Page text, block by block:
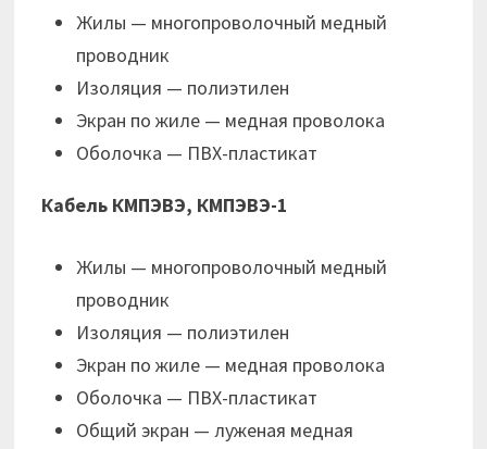
Жилы — многопроволочный медный
проводник
Изоляция — полиэтилен
Экран по жиле — медная проволока
Оболочка — ПВХ-пластикат
Кабель КМПЭВЭ, КМПЭВЭ-1
Жилы — многопроволочный медный
проводник
Изоляция — полиэтилен
Экран по жиле — медная проволока
Оболочка — ПВХ-пластикат
Общий экран — луженая медная